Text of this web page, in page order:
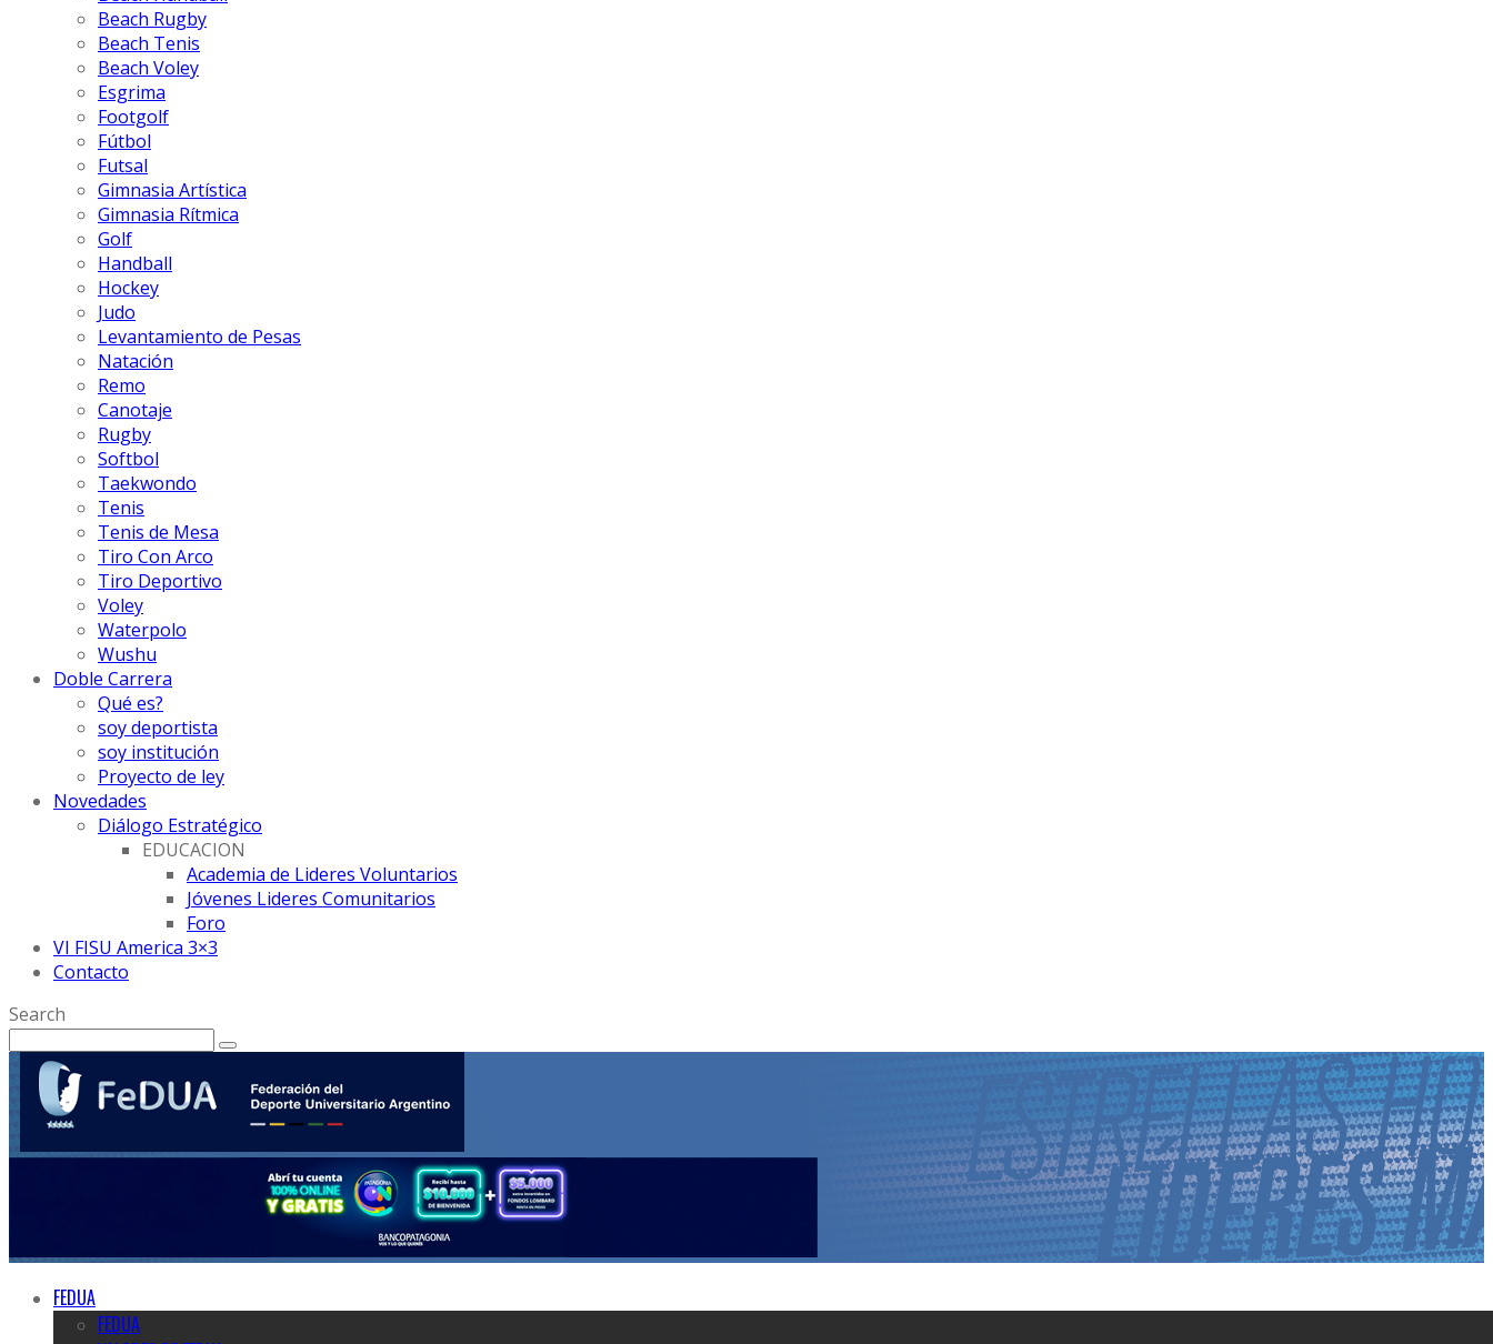
Beach Rugby
Beach Tenis
Beach Voley
Esgrima
Footgolf
Fútbol
Futsal
Gimnasia Artística
Gimnasia Rítmica
Golf
Handball
Hockey
Judo
Levantamiento de Pesas
Natación
Remo
Canotaje
Rugby
Softbol
Taekwondo
Tenis
Tenis de Mesa
Tiro Con Arco
Tiro Deportivo
Voley
Waterpolo
Wushu
Doble Carrera
Qué es?
soy deportista
soy institución
Proyecto de ley
Novedades
Diálogo Estratégico
EDUCACION
Academia de Lideres Voluntarios
Jóvenes Lideres Comunitarios
Foro
VI FISU America 3×3
Contacto
Search
FEDUA
FEDUA